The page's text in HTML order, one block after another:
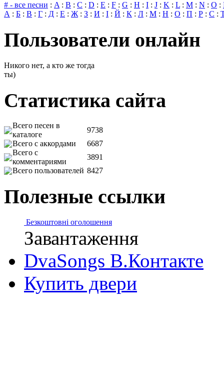
# - все песни : A : B : C : D : E : F : G : H : I : J : K : L : M : N : O :
А : Б : В : Г : Д : Е : Ж : З : И : І : Й : К : Л : М : Н : О : П : Р : С :
Пользователи онлайн
Никого нет, а кто же тогда
ты)
Статистика сайта
Всего песен в
каталоге
9738
Всего с аккордами
6687
Всего с
комментариями
3891
Всего пользователей 8427
Полезные ссылки
Безкоштовні оголошення
Завантаження
DvaSongs В.Контакте
Купить двери